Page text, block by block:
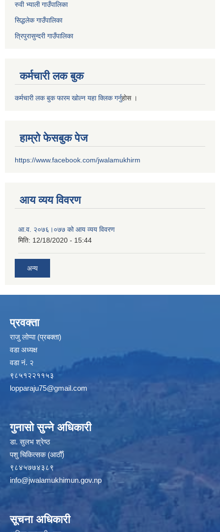
रुवी भ्याली गाउँपालिका
सिद्धलेक गाउँपालिका
त्रिपुरासुन्दरी गाउँपालिका
कर्मचारी लक बुक
कर्मचारी लक बुक फारम खोल्न यहा क्लिक गर्नुहाेस ।
हाम्रो फेसबुक पेज
https://www.facebook.com/jwalamukhirm
आय व्यय विवरण
आ.व. २०७६।०७७ को आय व्यय विवरण
मिति: 12/18/2020 - 15:44
अन्य
प्रवक्ता
राजु लोप्पा (प्रबक्ता)
वडा अध्यक्ष
वडा नं. २
९८५१२२११५३
lopparaju75@gmail.com
गुनासो सुन्ने अधिकारी
डा. सुलभ श्रेष्ठ
पशु चिकित्सक (आठौँ)
९८४५७७४३८९
info@jwalamukhimun.gov.np
सूचना अधिकारी